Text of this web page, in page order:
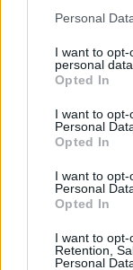
Personal
I want to
personal data.
Opted In
I want to
Personal
Opted In
I want to
Personal
Opted In
I want to opt-
Retention,
Personal
–